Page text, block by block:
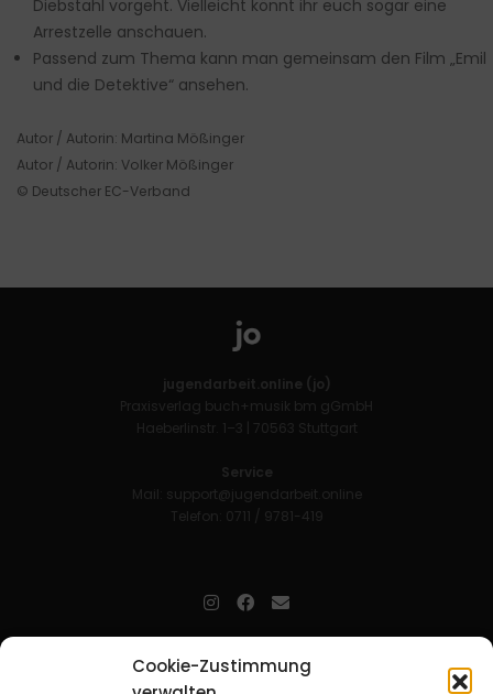
Cookie-Zustimmung
Diebstahl vorgeht. Vielleicht könnt ihr euch sogar eine
Arrestzelle anschauen.
Passend zum Thema kann man gemeinsam den Film „Emil
und die Detektive“ ansehen.
Autor / Autorin: Martina Mößinger
Autor / Autorin: Volker Mößinger
© Deutscher EC-Verband
jugendarbeit.online (jo)
Praxisverlag buch+musik bm gGmbH
Haeberlinstr. 1–3 | 70563 Stuttgart
Service
Mail: support@jugendarbeit.online
Telefon: 0711 / 9781-419
Mitarbeitende in der christlichen Kinder-, Jugend- und jungen